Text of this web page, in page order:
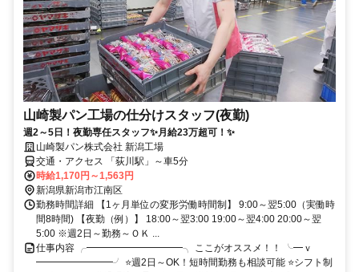
山崎製パン工場の仕分けスタッフ(夜勤)
週2～5日！夜勤専任スタッフ✨月給23万超可！✨
山崎製パン株式会社 新潟工場
交通・アクセス 「荻川駅」～車5分
時給1,170円～1,563円
新潟県新潟市江南区
勤務時間詳細 【1ヶ月単位の変形労働時間制】 9:00～翌5:00（実働時
間8時間) 【夜勤（例）】 18:00～翌3:00 19:00～翌4:00 20:00～翌
5:00 ※週2日～勤務～ＯＫ ...
仕事内容 ╭━━━━━━━━━━╮ ここがオススメ！！ ╰━ｖ
━━━━━━━━╯ ⭐週2日～OK！短時間勤務も相談可能 ⭐シフト制